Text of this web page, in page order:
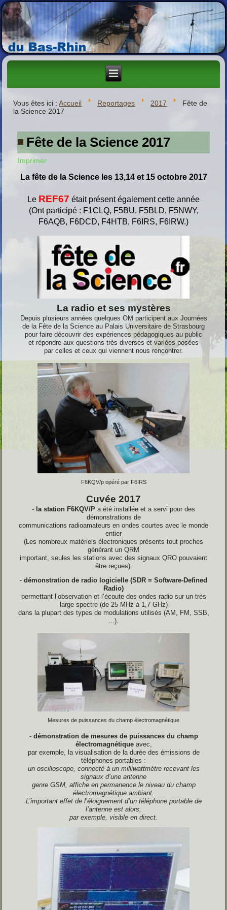
Vous êtes ici :Accueil Reportages 2017
Fête de
la Science 2017
Fête de la Science 2017
Imprimer
Lafête de la Science les 13,14 et 15 octobre 2017
Le REF67 était présent également cette année
(Ont participé : F1CLQ, F5BU, F5BLD, F5NWY,
F6AQB, F6DCD, F4HTB, F6IRS, F6IRW.)
La radio et ses mystères
Depuis plusieurs années quelques OM participent aux Journées
de la Fête de la Science au Palais Universitaire de Strasbourg
pour faire découvrir des expériences pédagogiques au public
et répondre aux questions très diverses et variées posées
par celles et ceux qui viennent nous rencontrer.
F6KQV/p opéré par F6IRS
Cuvée 2017
- la station F6KQV/P a été installée et a servi pour des
démonstrations de
communications radioamateurs en ondes courtes avec le monde
entier
(Les nombreux matériels électroniques présents tout proches
générant un QRM
important, seules les stations avec des signaux QRO pouvaient
être reçues).
- démonstration de radio logicielle (SDR = Software-Defined
Radio)
permettant l’observation et l’écoute des ondes radio sur un très
large spectre (de 25 MHz à 1,7 GHz)
dans la plupart des types de modulations utilisés (AM, FM, SSB,
...).
Mesures de puissances du champ électromagnétique
- démonstration de mesures de puissances du champ
électromagnétiqueavec,
par exemple, la visualisation de la durée des émissions de
téléphones portables :
un oscilloscope, connecté à un milliwattmètre recevant les
signaux d’une antenne
genre GSM, affiche en permanence le niveau du champ
électromagnétique ambiant.
L’important effet de l’éloignement d’un téléphone portable de
l’antenne est alors,
par exemple, visible en direct.